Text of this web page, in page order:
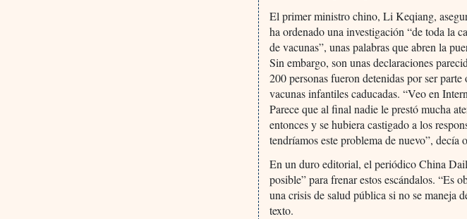
El primer ministro chino, Li Keqiang,
ha ordenado una investigación “de toda la
de vacunas”, unas palabras que abren la
Sin embargo, son unas declaraciones
200 personas fueron detenidas por ser
vacunas infantiles caducadas. “Veo en
Parece que al final nadie le prestó mucha
entonces y se hubiera castigado a los
tendríamos este problema de nuevo”, decía
En un duro editorial, el periódico China
posible” para frenar estos escándalos. “Es
una crisis de salud pública si no se maneja
texto.